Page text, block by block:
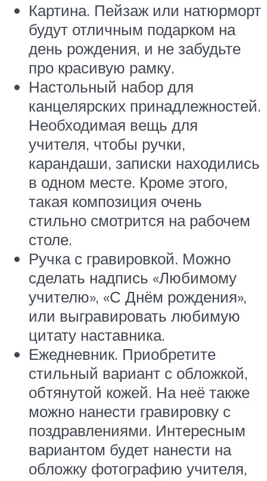
Картина. Пейзаж или натюрморт
будут отличным подарком на
день рождения, и не забудьте
про красивую рамку.
Настольный набор для
канцелярских принадлежностей.
Необходимая вещь для
учителя, чтобы ручки,
карандаши, записки находились
в одном месте. Кроме этого,
такая композиция очень
стильно смотрится на рабочем
столе.
Ручка с гравировкой. Можно
сделать надпись «Любимому
учителю», «С Днём рождения»,
или выгравировать любимую
цитату наставника.
Ежедневник. Приобретите
стильный вариант с обложкой,
обтянутой кожей. На неё также
можно нанести гравировку с
поздравлениями. Интересным
вариантом будет нанести на
обложку фотографию учителя,